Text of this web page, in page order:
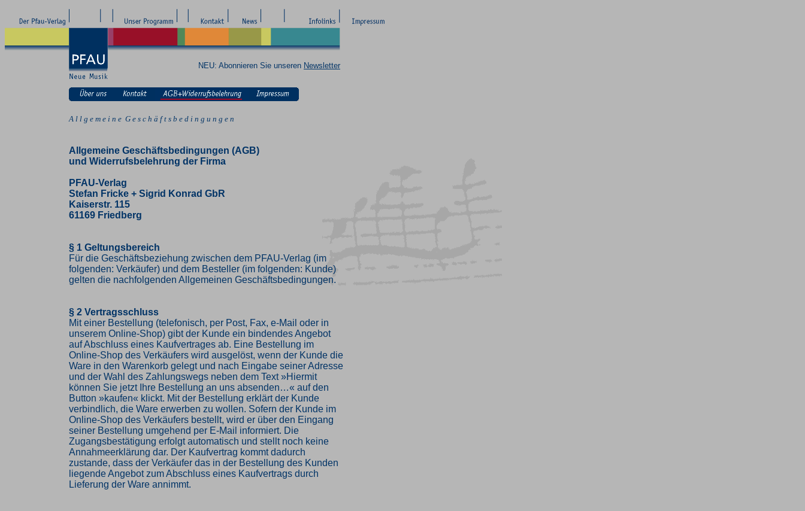
NEU: Abonnieren Sie unseren Newsletter
A l l g e m e i n e G e s c h ä f t s b e d i n g u n g e n
Allgemeine Geschäftsbedingungen (AGB)
und Widerrufsbelehrung der Firma
PFAU-Verlag
Stefan Fricke + Sigrid Konrad GbR
Kaiserstr. 115
61169 Friedberg
§ 1 Geltungsbereich
Für die Geschäftsbeziehung zwischen dem PFAU-Verlag (im
folgenden: Verkäufer) und dem Besteller (im folgenden: Kunde)
gelten die nachfolgenden Allgemeinen Geschäftsbedingungen.
§ 2 Vertragsschluss
Mit einer Bestellung (telefonisch, per Post, Fax, e-Mail oder in
unserem Online-Shop) gibt der Kunde ein bindendes Angebot
auf Abschluss eines Kaufvertrages ab. Eine Bestellung im
Online-Shop des Verkäufers wird ausgelöst, wenn der Kunde die
Ware in den Warenkorb gelegt und nach Eingabe seiner Adresse
und der Wahl des Zahlungswegs neben dem Text »Hiermit
können Sie jetzt Ihre Bestellung an uns absenden…« auf den
Button »kaufen« klickt. Mit der Bestellung erklärt der Kunde
verbindlich, die Ware erwerben zu wollen. Sofern der Kunde im
Online-Shop des Verkäufers bestellt, wird er über den Eingang
seiner Bestellung umgehend per E-Mail informiert. Die
Zugangsbestätigung erfolgt automatisch und stellt noch keine
Annahmeerklärung dar. Der Kaufvertrag kommt dadurch
zustande, dass der Verkäufer das in der Bestellung des Kunden
liegende Angebot zum Abschluss eines Kaufvertrags durch
Lieferung der Ware annimmt.